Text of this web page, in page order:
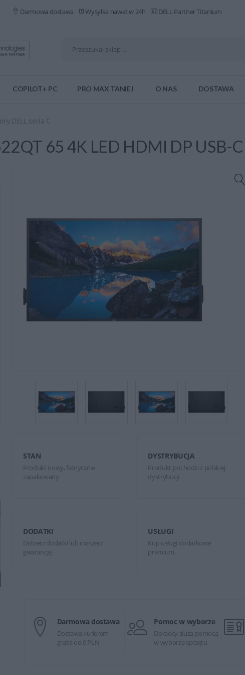
Darmowa dostawa Wysyłka nawet w 24h DELL Partner Titanium
COPILOT+ PC PRO MAX TANIEJ O NAS DOSTAWA
DELL seria C
65 4K LED HDMI DP USB-
STAN
Produkt nowy, fabrycznie
zapakowany.
DYSTRYBUCJA
Produkt pochodzi z polskiej
dystrybucji.
DODATKI
Dobierz dodatki lub rozszerz
gwarancję.
USŁUGI
Kup usługi dodatkowe
premium.
Darmowa dostawa
Dostawa kurierem
gratis od 0 PLN
Pomoc w wyborze
Doradcy służą pomocą
w wyborze sprzętu